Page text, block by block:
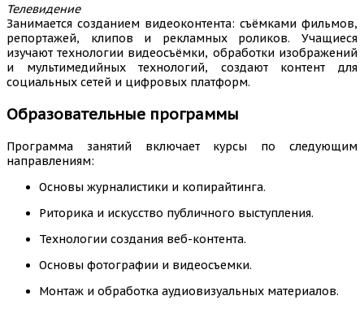
Телевидение
Занимается созданием видеоконтента: съёмками фильмов,
репортажей, клипов и рекламных роликов. Учащиеся
изучают технологии видеосъёмки, обработки изображений
и мультимедийных технологий, создают контент для
социальных сетей и цифровых платформ.
Образовательные программы
Программа занятий включает курсы по следующим
направлениям:
Основы журналистики и копирайтинга.
Риторика и искусство публичного выступления.
Технологии создания веб-контента.
Основы фотографии и видеосъемки.
Монтаж и обработка аудиовизуальных материалов.